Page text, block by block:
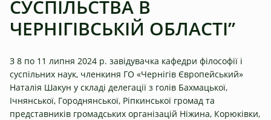
СУСПІЛЬСТВА В
ЧЕРНІГІВСЬКІЙ ОБЛАСТІ”
З 8 по 11 липня 2024 р. завідувачка кафедри філософії і
суспільних наук, членкиня ГО «Чернігів Європейський»
Наталія Шакун у складі делегації з голів Бахмацької,
Ічнянської, Городнянської, Ріпкинської громад та
представників громадських організацій Ніжина, Корюківки,